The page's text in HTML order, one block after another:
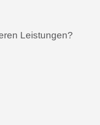
Leistungen?